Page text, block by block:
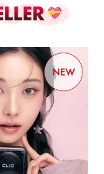
じみ ト
イリー
チュラル カラー 発色 ク
リーミー 長時間キープ
密着 眉毛 韓国 コスメ